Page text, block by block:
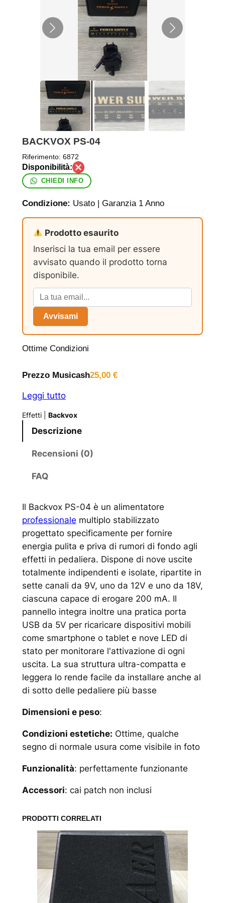
BACKVOX PS-04
Riferimento: 6872
CHIEDI INFO
Condizione: Usato | Garanzia 1 Anno
Prodotto esaurito
Inserisci la tua email per essere
avvisato quando il prodotto torna
disponibile.
Avvisami
Ottime Condizioni
Prezzo Musicash25,00 €
Leggi tutto
Effetti| Backvox
Descrizione
Recensioni (0)
FAQ
Il Backvox PS-04 è un alimentatore
professionale multiplo stabilizzato
progettato specificamente per fornire
energia pulita e priva di rumori di fondo agli
effetti in pedaliera. Dispone di nove uscite
totalmente indipendenti e isolate, ripartite in
sette canali da 9V, uno da 12V e uno da 18V,
ciascuna capace di erogare 200 mA. Il
pannello integra inoltre una pratica porta
USB da 5V per ricaricare dispositivi mobili
come smartphone o tablet e nove LED di
stato per monitorare l'attivazione di ogni
uscita. La sua struttura ultra-compatta e
leggera lo rende facile da installare anche al
di sotto delle pedaliere più basse
Dimensioni e peso:
Condizioni estetiche: Ottime, qualche
segno di normale usura come visibile in foto
Funzionalità: perfettamente funzionante
Accessori: cai patch non inclusi
PRODOTTI CORRELATI